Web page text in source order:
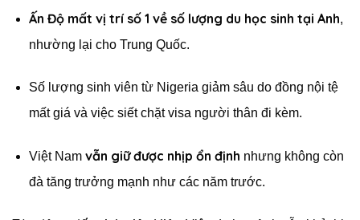
Ấn Độ mất vị trí số 1 về số lượng du học sinh tại Anh,
nhường lại cho Trung Quốc.
Số lượng sinh viên từ Nigeria giảm sâu do đồng nội tệ
mất giá và việc siết chặt visa người thân đi kèm.
Việt Nam vẫn giữ được nhịp ổn định nhưng không còn
đà tăng trưởng mạnh như các năm trước.